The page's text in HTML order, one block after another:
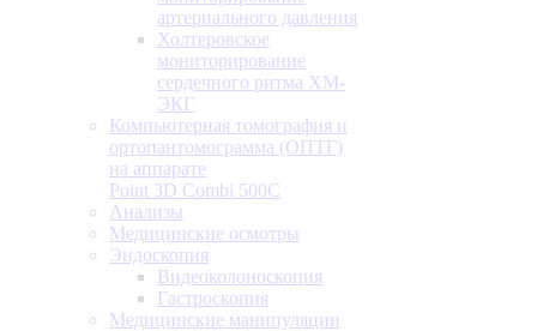
артериального давления
Холтеровское
мониторирование
сердечного ритма ХМ-
ЭКГ
Компьютерная томография и
ортопантомограмма (ОПТГ)
на аппарате
Point 3D Combi 500C
Анализы
Медицинские осмотры
Эндоскопия
Видеоколоноскопия
Гастроскопия
Медицинские манипуляции